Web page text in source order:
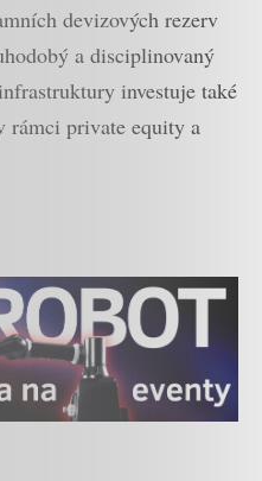
devizových rezerv
a disciplinovaný
investuje také
rámci private equity a